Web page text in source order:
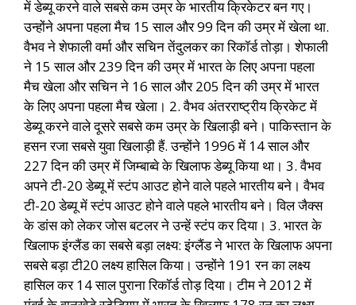
में डेब्यू करने वाले सबसे कम उम्र के भारतीय क्रिकेटर बन गए।
उन्होंने अपना पहला मैच 15 साल और 99 दिन की उम्र में खेला था.
वैभव ने शेफाली वर्मा और सचिन तेंदुलकर का रिकॉर्ड तोड़ा। शेफाली
ने 15 साल और 239 दिन की उम्र में भारत के लिए अपना पहला
मैच खेला और सचिन ने 16 साल और 205 दिन की उम्र में भारत
के लिए अपना पहला मैच खेला। 2. वैभव अंतरराष्ट्रीय क्रिकेट में
डेब्यू करने वाले दूसरे सबसे कम उम्र के खिलाड़ी बने। पाकिस्तान के
हसन रजा सबसे युवा खिलाड़ी हैं. उन्होंने 1996 में 14 साल और
227 दिन की उम्र में जिम्बाब्वे के खिलाफ डेब्यू किया था। 3. वैभव
अपने टी-20 डेब्यू में स्टंप आउट होने वाले पहले भारतीय बने। वैभव
टी-20 डेब्यू में स्टंप आउट होने वाले पहले भारतीय बने। विल जैक्स
के डांस को लेकर जोस बटलर ने उन्हें स्टंप कर दिया। 3. भारत के
खिलाफ इंग्लैंड का सबसे बड़ा लक्ष्य: इंग्लैंड ने भारत के खिलाफ अपना
सबसे बड़ा टी20 लक्ष्य हासिल किया। उन्होंने 191 रन का लक्ष्य
हासिल कर 14 साल पुराना रिकॉर्ड तोड़ दिया। टीम ने 2012 में